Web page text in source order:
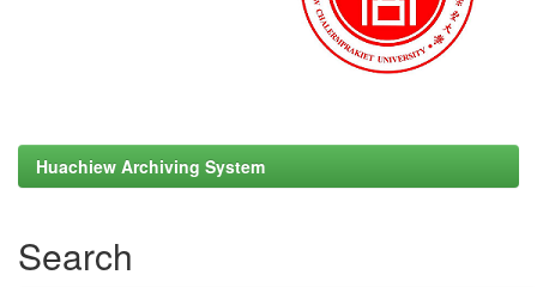
Huachiew Archiving System
Search